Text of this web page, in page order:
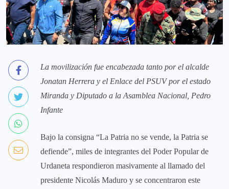
La movilización fue encabezada tanto por el alcalde
Jonatan Herrera y el Enlace del PSUV por el estado
Miranda y Diputado a la Asamblea Nacional, Pedro
Infante
Bajo la consigna “La Patria no se vende, la Patria se
defiende”, miles de integrantes del Poder Popular de
Urdaneta respondieron masivamente al llamado del
presidente Nicolás Maduro y se concentraron este